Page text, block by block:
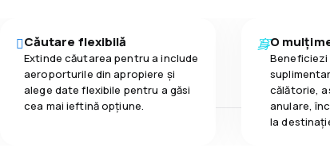
Căutare flexibilă
Extinde căutarea pentru a include
aeroporturile din apropiere și
alege date flexibile pentru a găsi
cea mai ieftină opțiune.
O
Beneficiezi
călătorie,
anulare,
la